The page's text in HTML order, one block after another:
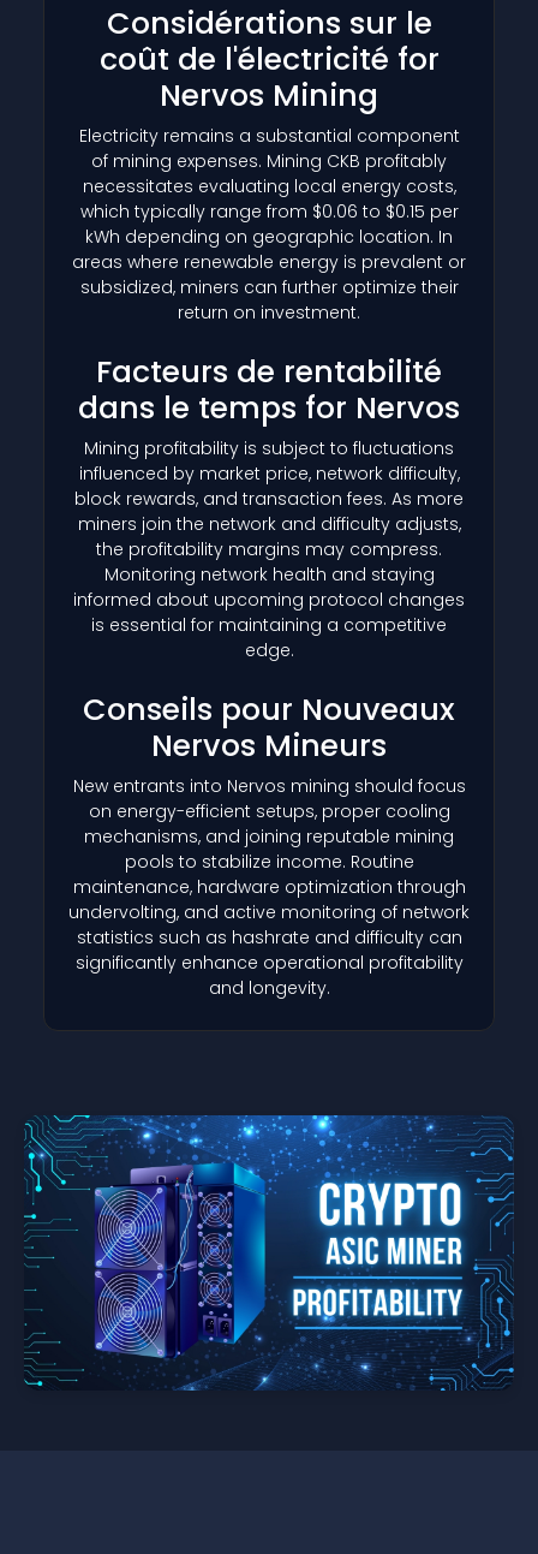
Considérations sur le
coût de l'électricité for
Nervos Mining
Electricity remains a substantial component
of mining expenses. Mining CKB profitably
necessitates evaluating local energy costs,
which typically range from $0.06 to $0.15 per
kWh depending on geographic location. In
areas where renewable energy is prevalent or
subsidized, miners can further optimize their
return on investment.
Facteurs de rentabilité
dans le temps for Nervos
Mining profitability is subject to fluctuations
influenced by market price, network difficulty,
block rewards, and transaction fees. As more
miners join the network and difficulty adjusts,
the profitability margins may compress.
Monitoring network health and staying
informed about upcoming protocol changes
is essential for maintaining a competitive
edge.
Conseils pour Nouveaux
Nervos Mineurs
New entrants into Nervos mining should focus
on energy-efficient setups, proper cooling
mechanisms, and joining reputable mining
pools to stabilize income. Routine
maintenance, hardware optimization through
undervolting, and active monitoring of network
statistics such as hashrate and difficulty can
significantly enhance operational profitability
and longevity.